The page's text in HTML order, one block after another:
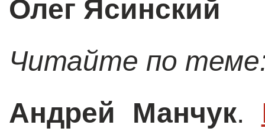
Олег Ясинский
Читайте по
Андрей Манчук.